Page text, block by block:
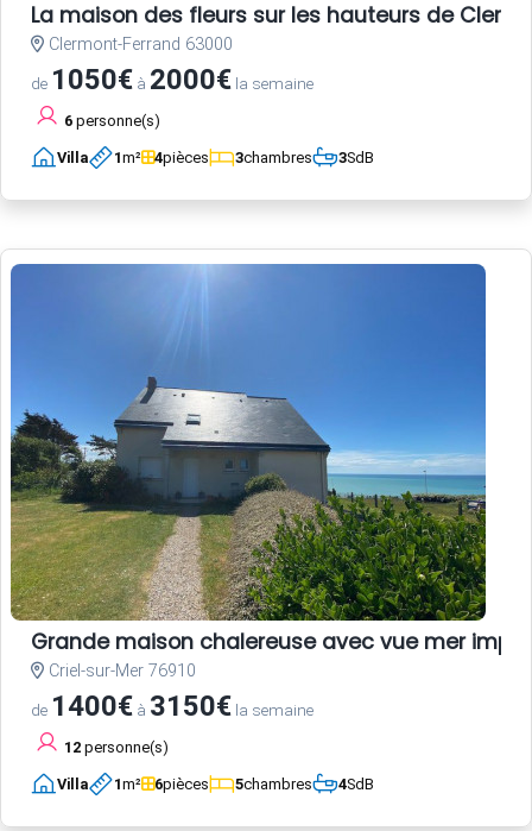
La maison des fleurs sur les hauteurs de
Clermont-Ferrand 63000
de 1050€ à 2000€ la semaine
6 personne(s)
Villa 1m² 4pièces 3chambres 3SdB
Grande maison chalereuse avec vue mer
Criel-sur-Mer 76910
de 1400€ à 3150€ la semaine
12 personne(s)
Villa 1m² 6pièces 5chambres 4SdB